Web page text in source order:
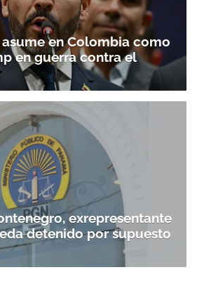
en Colombia como
en guerra contra el
exrepresentante
detenido por supuesto